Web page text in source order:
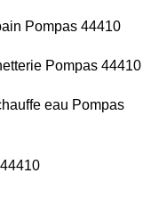
Pompas 44410
Pompas 44410
eau Pompas